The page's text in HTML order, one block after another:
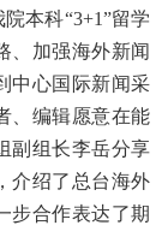
本科“3+1”留学
、加强海外新闻
中心国际新闻采
、编辑愿意在能
副组长李岳分享
介绍了总台海外
步合作表达了期